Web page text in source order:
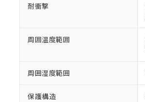
耐衝撃
周囲温度範囲
周囲湿度範囲
保護構造